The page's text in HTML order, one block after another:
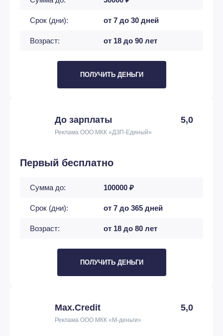
Срок (дни): от 7 до 30 дней
Возраст: от 18 до 90 лет
ПОЛУЧИТЬ ДЕНЬГИ
До зарплаты 5,0
Реклама ООО МКК «ДЗП-Единый»
Первый бесплатно
Сумма до: 100000 ₽
Срок (дни): от 7 до 365 дней
Возраст: от 18 до 80 лет
ПОЛУЧИТЬ ДЕНЬГИ
Max.Credit 5,0
Реклама ООО МКК «М-деньги»